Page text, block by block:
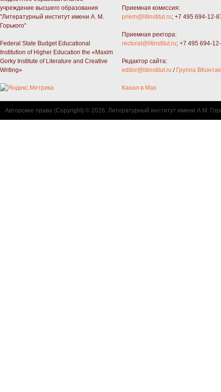
учреждение высшего образования
"Литературный институт имени А. М.
Горького"
Federal State Budget Educational
Institution of Higher Education the «Maxim
Gorky Institute of Literature and Creative
Writing»
Приемная комиссия:
priem@litinstitut.ru; +7 495 694-12-
Приемная ректора:
rectorat@litinstitut.ru; +7 495 694-
Редактор сайта:
editor@litinstitut.ru / Группа
Канал в Max
Авторские права (Copyright) © 2026, Литературный институт имени А.М.